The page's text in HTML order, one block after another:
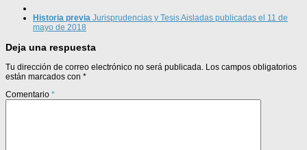
Historia previa Jurisprudencias y Tesis Aisladas publicadas el 11 de
mayo de 2018
Deja una respuesta
Tu dirección de correo electrónico no será publicada. Los campos obligatorios
están marcados con *
Comentario *